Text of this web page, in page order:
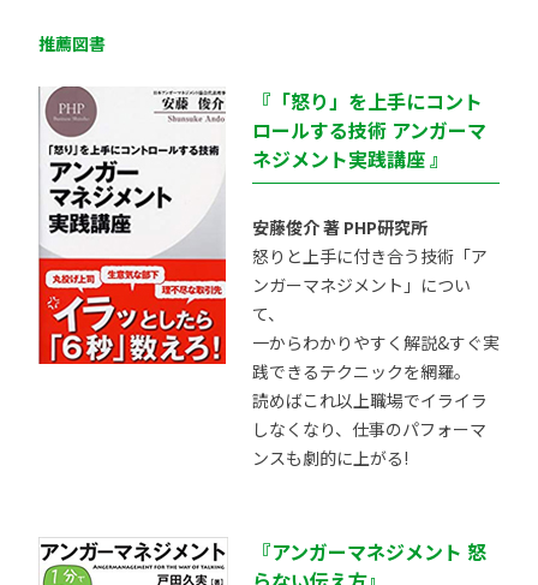
推薦図書
『「怒り」を上手にコント
ロールする技術 アンガーマ
ネジメント実践講座 』
安藤俊介 著 PHP研究所
怒りと上手に付き合う技術「ア
ンガーマネジメント」につい
て、
一からわかりやすく解説&すぐ実
践できるテクニックを網羅。
読めばこれ以上職場でイライラ
しなくなり、仕事のパフォーマ
ンスも劇的に上がる!
『アンガーマネジメント 怒